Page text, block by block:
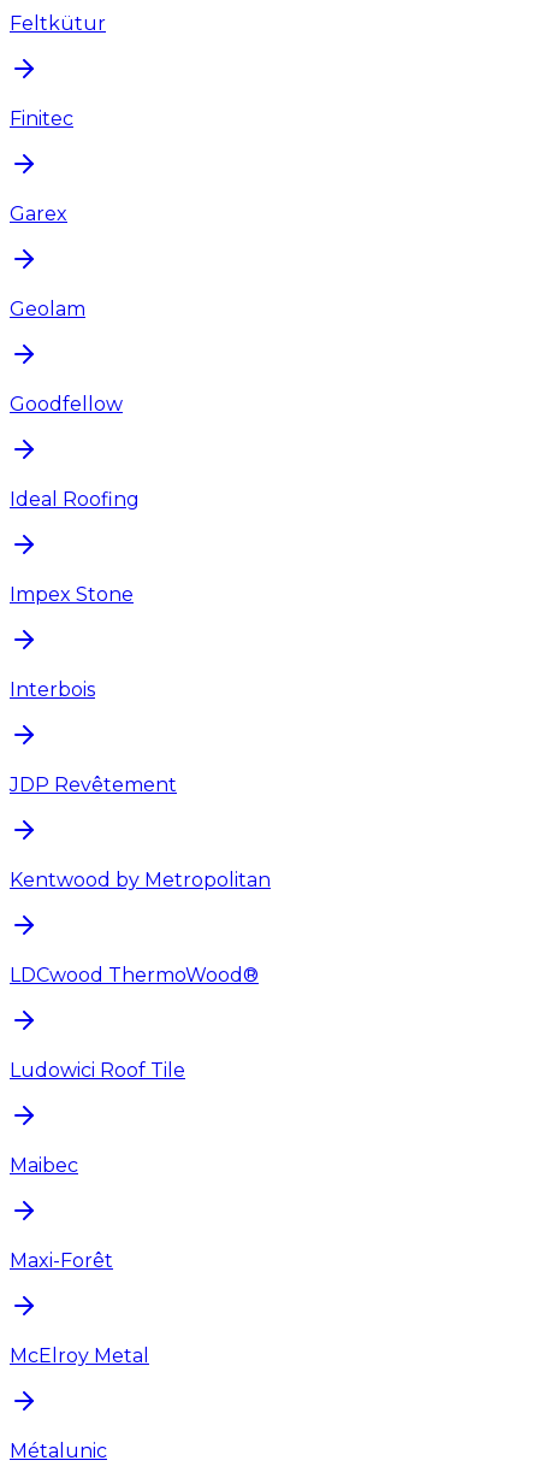
Feltkütur
Finitec
Garex
Geolam
Goodfellow
Ideal Roofing
Impex Stone
Interbois
JDP Revêtement
Kentwood by Metropolitan
LDCwood ThermoWood®
Ludowici Roof Tile
Maibec
Maxi-Forêt
McElroy Metal
Métalunic